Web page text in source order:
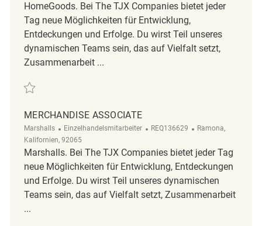
HomeGoods. Bei The TJX Companies bietet jeder
Tag neue Möglichkeiten für Entwicklung,
Entdeckungen und Erfolge. Du wirst Teil unseres
dynamischen Teams sein, das auf Vielfalt setzt,
Zusammenarbeit ...
Retten Merchandise Associate REQ135342
MERCHANDISE ASSOCIATE
Marshalls Kategorie
Einzelhandelsmitarbeiter ReqId
REQ136629 Ort
Ramona,
Kalifornien, 92065
Marshalls. Bei The TJX Companies bietet jeder Tag
neue Möglichkeiten für Entwicklung, Entdeckungen
und Erfolge. Du wirst Teil unseres dynamischen
Teams sein, das auf Vielfalt setzt, Zusammenarbeit
...